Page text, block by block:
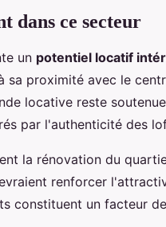
dans ce secteur
un potentiel locatif
sa proximité avec le
locative reste
par l'authenticité des
la rénovation du
renforcer
constituent un facteur